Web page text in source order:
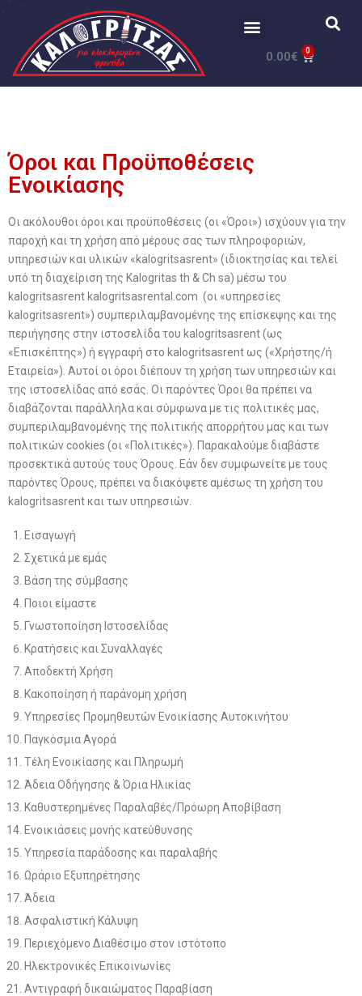
0.00€ 0
Όροι και Προϋποθέσεις
Ενοικίασης
Οι ακόλουθοι όροι και προϋποθέσεις (οι «Όροι») ισχύουν για την
παροχή και τη χρήση από μέρους σας των πληροφοριών,
υπηρεσιών και υλικών «kalogritsasrent» (ιδιοκτησίας και τελεί
υπό τη διαχείριση της Kalogritas th & Ch sa) μέσω του
kalogritsasrent kalogritsasrental.com (οι «υπηρεσίες
kalogritsasrent») συμπεριλαμβανομένης της επίσκεψης και της
περιήγησης στην ιστοσελίδα του kalogritsasrent (ως
«Επισκέπτης») ή εγγραφή στο kalogritsasrent ως («Χρήστης/ή
Εταιρεία»). Αυτοί οι όροι διέπουν τη χρήση των υπηρεσιών και
της ιστοσελίδας από εσάς. Οι παρόντες Όροι θα πρέπει να
διαβάζονται παράλληλα και σύμφωνα με τις πολιτικές μας,
συμπεριλαμβανομένης της πολιτικής απορρήτου μας και των
πολιτικών cookies (οι «Πολιτικές»). Παρακαλούμε διαβάστε
προσεκτικά αυτούς τους Όρους. Εάν δεν συμφωνείτε με τους
παρόντες Όρους, πρέπει να διακόψετε αμέσως τη χρήση του
kalogritsasrent και των υπηρεσιών.
Εισαγωγή
Σχετικά με εμάς
Βάση της σύμβασης
Ποιοι είμαστε
Γνωστοποίηση Ιστοσελίδας
Κρατήσεις και Συναλλαγές
Αποδεκτή Χρήση
Κακοποίηση ή παράνομη χρήση
Υπηρεσίες Προμηθευτών Ενοικίασης Αυτοκινήτου
Παγκόσμια Αγορά
Τέλη Ενοικίασης και Πληρωμή
Άδεια Οδήγησης & Όρια Ηλικίας
Καθυστερημένες Παραλαβές/Πρόωρη Αποβίβαση
Ενοικιάσεις μονής κατεύθυνσης
Υπηρεσία παράδοσης και παραλαβής
Ωράριο Εξυπηρέτησης
Άδεια
Ασφαλιστική Κάλυψη
Περιεχόμενο Διαθέσιμο στον ιστότοπο
Ηλεκτρονικές Επικοινωνίες
Αντιγραφή δικαιώματος Παραβίαση